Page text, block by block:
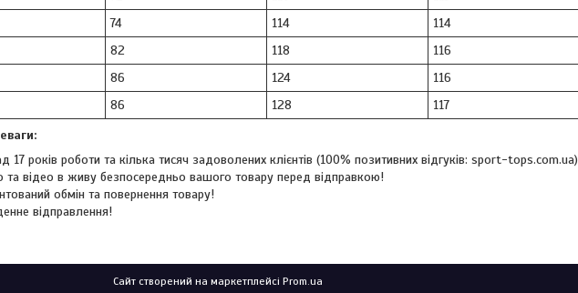
74 114 114
82 118 116
86 124 116
86 128 117
17 років роботи та кілька тисяч задоволених клієнтів (100% позитивних відгуків: sport-tops.com.ua)
та відео в живу безпосередньо вашого товару перед відправкою!
обмін та повернення товару!
відправлення!
Сайт створений на маркетплейсі Prom.ua